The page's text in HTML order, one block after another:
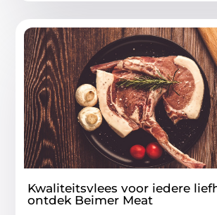
Kwaliteitsvlees voor iedere
ontdek Beimer Meat